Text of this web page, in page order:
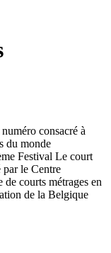
consacré à
du monde
Festival Le court
le Centre
courts métrages en
de la Belgique